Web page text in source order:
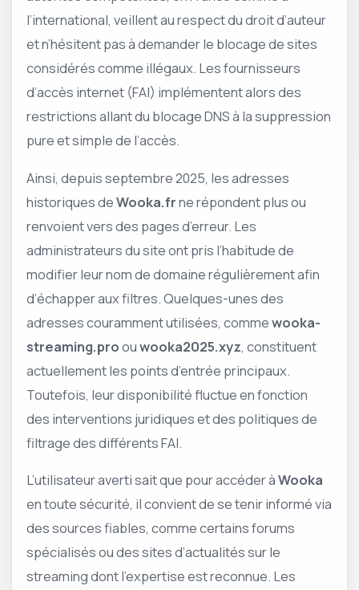
l’international, veillent au respect du droit d’auteur
et n’hésitent pas à demander le blocage de sites
considérés comme illégaux. Les fournisseurs
d’accès internet (FAI) implémentent alors des
restrictions allant du blocage DNS à la suppression
pure et simple de l’accès.
Ainsi, depuis septembre 2025, les adresses
historiques deWooka.frne répondent plus ou
renvoient vers des pages d’erreur. Les
administrateurs du site ont pris l’habitude de
modifier leur nom de domaine régulièrement afin
d’échapper aux filtres. Quelques-unes des
adresses couramment utilisées, commewooka-
streaming.proouwooka2025.xyz, constituent
actuellement les points d’entrée principaux.
Toutefois, leur disponibilité fluctue en fonction
des interventions juridiques et des politiques de
filtrage des différents FAI.
L’utilisateur averti sait que pour accéder àWooka
en toute sécurité, il convient de se tenir informé via
des sources fiables, comme certains forums
spécialisés ou des sites d’actualités sur le
streaming dont l’expertise est reconnue. Les